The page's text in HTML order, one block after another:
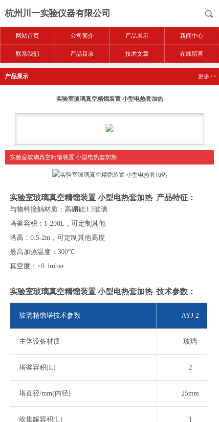
杭州川一实验仪器有限公司
网站首页 公司简介 产品展示 新闻中心
联系我们 产品目录 技术文章 在线留言
产品展示 更多>>
实验室玻璃真空精馏装置 小型电热套加热
实验室玻璃真空精馏装置 小型电热套加热
实验室玻璃真空精馏装置 小型电热套加热 产品特征：
与物料接触材质：高硼硅3.3玻璃
塔釜容积： 1-200L ， 可定制其他
塔高： 0.5-2m ，可定制其他高度
最高加热温度： 300℃
真空度： ≤0.1mbar
实验室玻璃真空精馏装置 小型电热套加热 技术参数：
玻璃精馏塔技术参数 AYJ-2
主体设备材质 玻璃
塔釜容积(L) 2
塔直径/mm(内径) 25mm
收集罐容积(L) 1